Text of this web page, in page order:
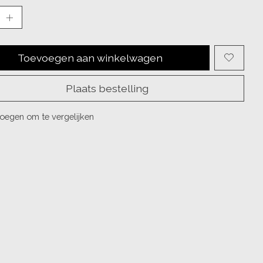
Toevoegen aan winkelwagen
Plaats bestelling
om te vergelijken